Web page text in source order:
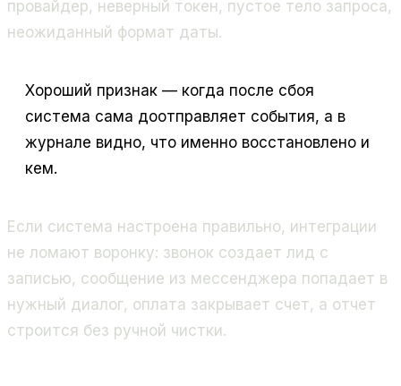
провайдер, неверный токен, пустое тело запроса,
неожиданный формат даты.
Хороший признак — когда после сбоя
система сама доотправляет события, а в
журнале видно, что именно восстановлено и
кем.
Если система настроена правильно, интеграции
не ломают воронку: звонок создает лид с
записью, сообщение из мессенджера попадает в
нужный диалог, оплата закрывает счет, а отчет
строится без ручной чистки.